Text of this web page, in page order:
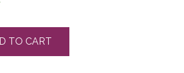
TO CART